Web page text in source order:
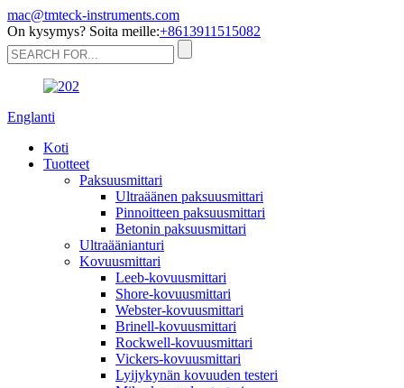
mac@tmteck-instruments.com
On kysymys? Soita meille:+8613911515082
Englanti
Koti
Tuotteet
Paksuusmittari
Ultraäänen paksuusmittari
Pinnoitteen paksuusmittari
Betonin paksuusmittari
Ultraäänianturi
Kovuusmittari
Leeb-kovuusmittari
Shore-kovuusmittari
Webster-kovuusmittari
Brinell-kovuusmittari
Rockwell-kovuusmittari
Vickers-kovuusmittari
Lyijykynän kovuuden testeri